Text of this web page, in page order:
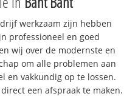
werkzaam zijn hebben
professioneel en goed
wij over de modernste en
om alle problemen aan
en vakkundig op te lossen.
een afspraak te maken.